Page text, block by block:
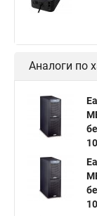
Аналоги по